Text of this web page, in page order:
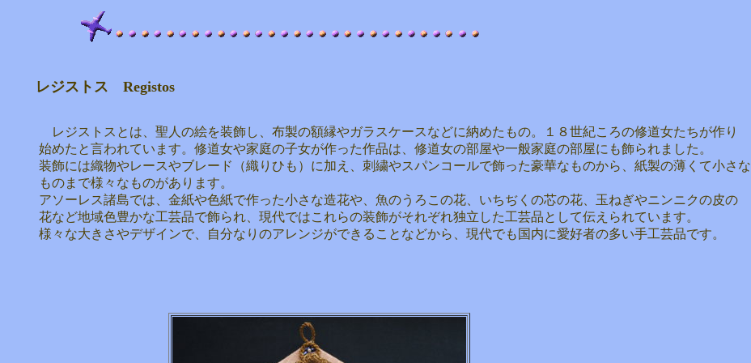
レジストス Registos
レジストスとは、聖人の絵を装飾し、布製の額縁やガラスケースなどに納めたもの。１８世紀ころの修道女たちが作り
始めたと言われています。修道女や家庭の子女が作った作品は、修道女の部屋や一般家庭の部屋にも飾られました。
装飾には織物やレースやブレード（織りひも）に加え、刺繍やスパンコールで飾った豪華なものから、紙製の薄くて小さな
ものまで様々なものがあります。
アソーレス諸島では、金紙や色紙で作った小さな造花や、魚のうろこの花、いちぢくの芯の花、玉ねぎやニンニクの皮の
花など地域色豊かな工芸品で飾られ、現代ではこれらの装飾がそれぞれ独立した工芸品として伝えられています。
様々な大きさやデザインで、自分なりのアレンジができることなどから、現代でも国内に愛好者の多い手工芸品です。